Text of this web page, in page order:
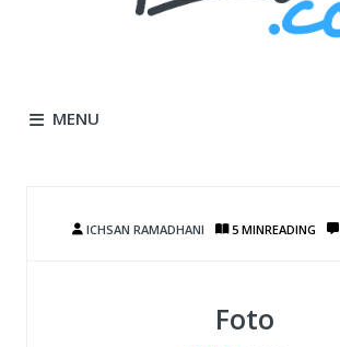
MENU
Foto
ICHSAN RAMADHANI 5 MINREADING